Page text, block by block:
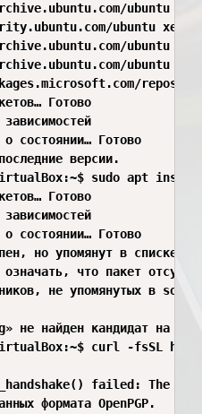
ubuntu
ubuntu
ubuntu
Готово
зависимостей
о состоянии… Готово
версии.
VirtualBox:~$ sudo apt
Готово
зависимостей
о состоянии… Готово
но упомянут в списке
что пакет
не упомянутых в
не найден кандидат на
VirtualBox:~$ curl -fsSL
failed: The
формата OpenPGP.